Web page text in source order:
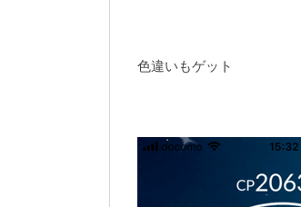
色違いもゲット